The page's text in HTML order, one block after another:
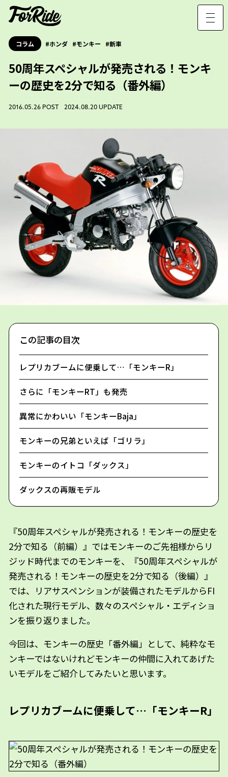
コラム ホンダ モンキー 新車
50周年スペシャルが発売される！モンキ
ーの歴史を2分で知る（番外編）
2016.05.26 POST 2024.08.20 UPDATE
この記事の目次
レプリカブームに便乗して…「モンキーR」
さらに「モンキーRT」も発売
異常にかわいい「モンキーBaja」
モンキーの兄弟といえば「ゴリラ」
モンキーのイトコ「ダックス」
ダックスの再販モデル
『50周年スペシャルが発売される！モンキーの歴史を
2分で知る（前編）』ではモンキーのご先祖様からリ
ジッド時代までのモンキーを、『50周年スペシャルが
発売される！モンキーの歴史を2分で知る（後編）』
では、リアサスペンションが装備されたモデルからFI
化された現行モデル、数々のスペシャル・エディショ
ンを振り返りました。
今回は、モンキーの歴史「番外編」として、純粋なモ
ンキーではないけれどモンキーの仲間に入れてあげた
いモデルをご紹介してみたいと思います。
レプリカブームに便乗して…「モンキーR」